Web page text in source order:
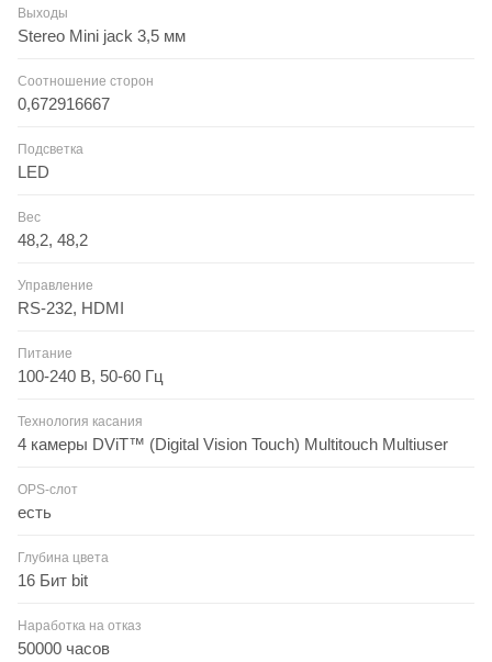
Выходы
Stereo Mini jack 3,5 мм
Соотношение сторон
0,672916667
Подсветка
LED
Вес
48,2, 48,2
Управление
RS-232, HDMI
Питание
100-240 В, 50-60 Гц
Технология касания
4 камеры DViT™ (Digital Vision Touch) Multitouch Multiuser
OPS-слот
есть
Глубина цвета
16 Бит bit
Наработка на отказ
50000 часов